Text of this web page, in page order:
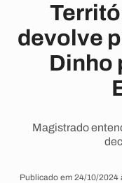
devolve
Dinho
Magistrado
Publicado em 24/10/2024